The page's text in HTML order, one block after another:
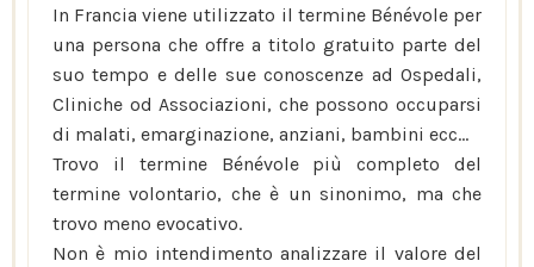
In Francia viene utilizzato il termine Bénévole per
una persona che offre a titolo gratuito parte del
suo tempo e delle sue conoscenze ad Ospedali,
Cliniche od Associazioni, che possono occuparsi
di malati, emarginazione, anziani, bambini ecc...
Trovo il termine Bénévole più completo del
termine volontario, che è un sinonimo, ma che
trovo meno evocativo.
Non è mio intendimento analizzare il valore del